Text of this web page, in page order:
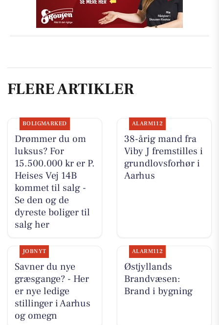
FLERE ARTIKLER
BOLIGMARKED
Drømmer du om
luksus? For
15.500.000 kr er P.
Heises Vej 14B
kommet til salg -
Se den og de
dyreste boliger til
salg her
ALARM112
38-årig mand fra
Viby J fremstilles i
grundlovsforhør i
Aarhus
JOBNYT
Savner du nye
græsgange? - Her
er nye ledige
stillinger i Aarhus
og omegn
ALARM112
Østjyllands
Brandvæsen:
Brand i bygning